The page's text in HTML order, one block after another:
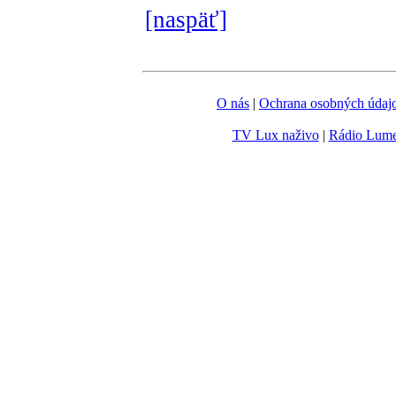
[naspäť]
O nás | Ochrana osobných
TV Lux naživo| Rádio